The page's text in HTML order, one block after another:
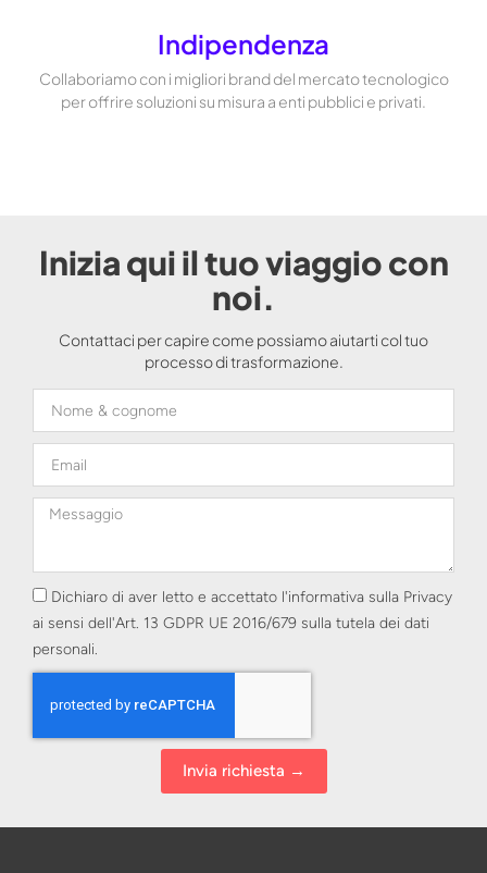
Indipendenza
Collaboriamo con i migliori brand del mercato tecnologico
per offrire soluzioni su misura a enti pubblici e privati.
Inizia qui il tuo viaggio con
noi.
Contattaci per capire come possiamo aiutarti col tuo
processo di trasformazione.
Dichiaro di aver letto e accettato l'informativa sulla Privacy
ai sensi dell'Art. 13 GDPR UE 2016/679 sulla tutela dei dati
personali.
Invia richiesta →